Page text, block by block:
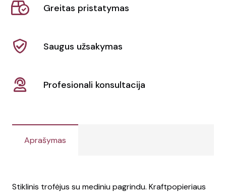
Greitas pristatymas
Saugus užsakymas
Profesionali konsultacija
Aprašymas
Stiklinis trofėjus su mediniu pagrindu. Kraftpopieriaus